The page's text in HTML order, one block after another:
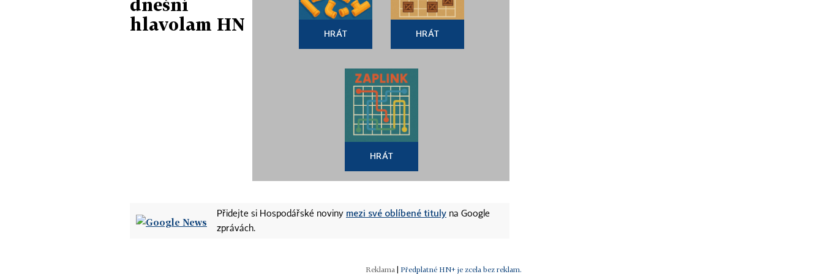
dnešní
hlavolam HN
HRÁT HRÁT
HRÁT
Přidejte si Hospodářské noviny mezi své oblíbené tituly na Google
zprávách.
| Předplatné HN+ je zcela bez reklam.